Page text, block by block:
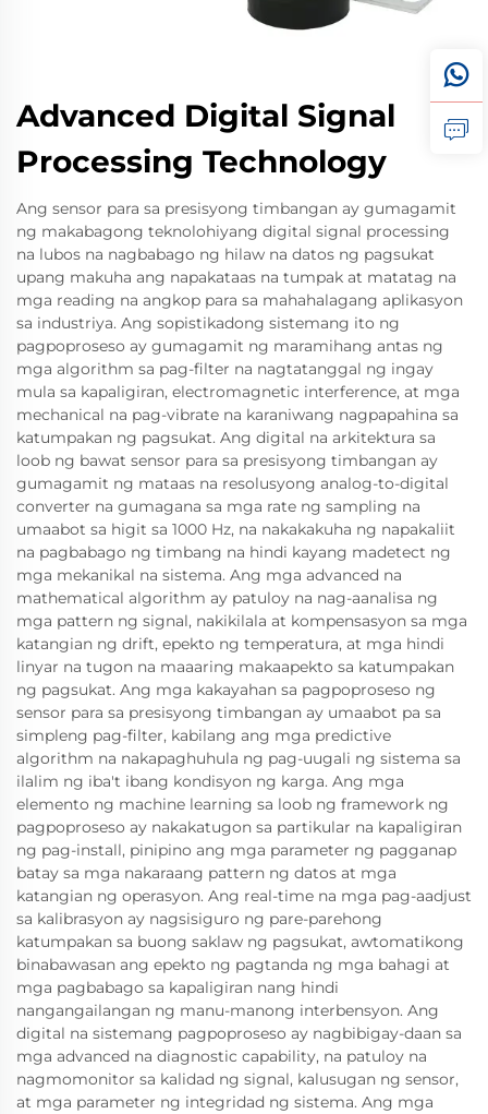
Advanced Digital Signal
Processing Technology
Ang sensor para sa presisyong timbangan ay gumagamit
ng makabagong teknolohiyang digital signal processing
na lubos na nagbabago ng hilaw na datos ng pagsukat
upang makuha ang napakataas na tumpak at matatag na
mga reading na angkop para sa mahahalagang aplikasyon
sa industriya. Ang sopistikadong sistemang ito ng
pagpoproseso ay gumagamit ng maramihang antas ng
mga algorithm sa pag-filter na nagtatanggal ng ingay
mula sa kapaligiran, electromagnetic interference, at mga
mechanical na pag-vibrate na karaniwang nagpapahina sa
katumpakan ng pagsukat. Ang digital na arkitektura sa
loob ng bawat sensor para sa presisyong timbangan ay
gumagamit ng mataas na resolusyong analog-to-digital
converter na gumagana sa mga rate ng sampling na
umaabot sa higit sa 1000 Hz, na nakakakuha ng napakaliit
na pagbabago ng timbang na hindi kayang madetect ng
mga mekanikal na sistema. Ang mga advanced na
mathematical algorithm ay patuloy na nag-aanalisa ng
mga pattern ng signal, nakikilala at kompensasyon sa mga
katangian ng drift, epekto ng temperatura, at mga hindi
linyar na tugon na maaaring makaapekto sa katumpakan
ng pagsukat. Ang mga kakayahan sa pagpoproseso ng
sensor para sa presisyong timbangan ay umaabot pa sa
simpleng pag-filter, kabilang ang mga predictive
algorithm na nakapaghuhula ng pag-uugali ng sistema sa
ilalim ng iba't ibang kondisyon ng karga. Ang mga
elemento ng machine learning sa loob ng framework ng
pagpoproseso ay nakakatugon sa partikular na kapaligiran
ng pag-install, pinipino ang mga parameter ng pagganap
batay sa mga nakaraang pattern ng datos at mga
katangian ng operasyon. Ang real-time na mga pag-aadjust
sa kalibrasyon ay nagsisiguro ng pare-parehong
katumpakan sa buong saklaw ng pagsukat, awtomatikong
binabawasan ang epekto ng pagtanda ng mga bahagi at
mga pagbabago sa kapaligiran nang hindi
nangangailangan ng manu-manong interbensyon. Ang
digital na sistemang pagpoproseso ay nagbibigay-daan sa
mga advanced na diagnostic capability, na patuloy na
nagmomonitor sa kalidad ng signal, kalusugan ng sensor,
at mga parameter ng integridad ng sistema. Ang mga